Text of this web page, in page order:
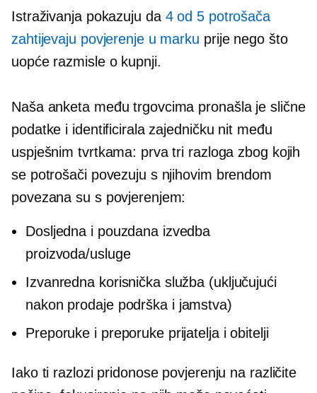
Istraživanja pokazuju da 4 od 5 potrošača
zahtijevaju povjerenje u marku prije nego što
uopće razmisle o kupnji.
Naša anketa među trgovcima pronašla je slične
podatke i identificirala zajedničku nit među
uspješnim tvrtkama: prva tri razloga zbog kojih
se potrošači povezuju s njihovim brendom
povezana su s povjerenjem:
Dosljedna i pouzdana izvedba
proizvoda/usluge
Izvanredna korisnička služba (uključujući
nakon prodajepodrška i jamstva)
Preporuke i preporuke prijatelja i obitelji
Iako ti razlozi pridonose povjerenju na različite